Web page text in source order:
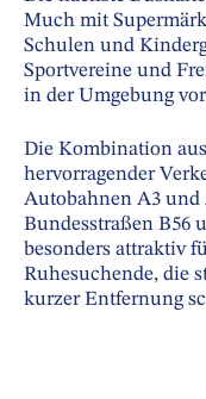
Much mit
Schulen und
Sportvereine und
in der Umgebung
Die Kombination
hervorragender
Autobahnen A3 und
Bundesstraßen B56
besonders attraktiv
Ruhesuchende, die
kurzer Entfernung